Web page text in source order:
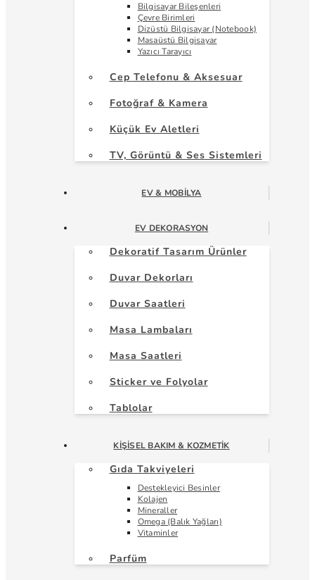
Bilgisayar Bileşenleri
Çevre Birimleri
Dizüstü Bilgisayar (Notebook)
Masaüstü Bilgisayar
Yazıcı Tarayıcı
Cep Telefonu & Aksesuar
Fotoğraf & Kamera
Küçük Ev Aletleri
TV, Görüntü & Ses Sistemleri
EV & MOBILYA
EV DEKORASYON
Dekoratif Tasarım Ürünler
Duvar Dekorları
Duvar Saatleri
Masa Lambaları
Masa Saatleri
Sticker ve Folyolar
Tablolar
KIŞISEL BAKIM & KOZMETIK
Gıda Takviyeleri
Destekleyici Besinler
Kolajen
Mineraller
Omega (Balık Yağları)
Vitaminler
Parfüm